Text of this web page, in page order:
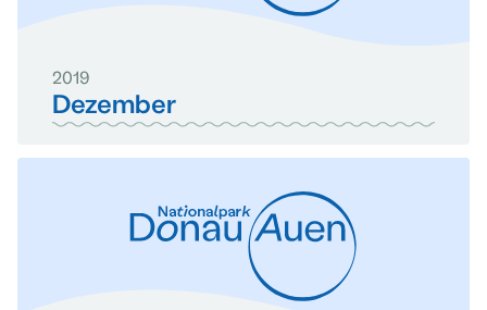
2019
Dezember